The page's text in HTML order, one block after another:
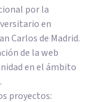
por la
en
Carlos de Madrid.
de la web
en el ámbito
proyectos: